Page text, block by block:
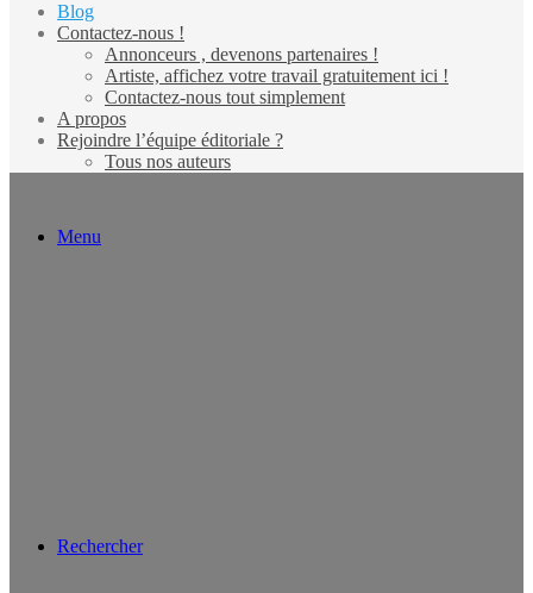
Blog
Contactez-nous !
Annonceurs , devenons partenaires !
Artiste, affichez votre travail gratuitement ici !
Contactez-nous tout simplement
A propos
Rejoindre l’équipe éditoriale ?
Tous nos auteurs
Menu
Rechercher